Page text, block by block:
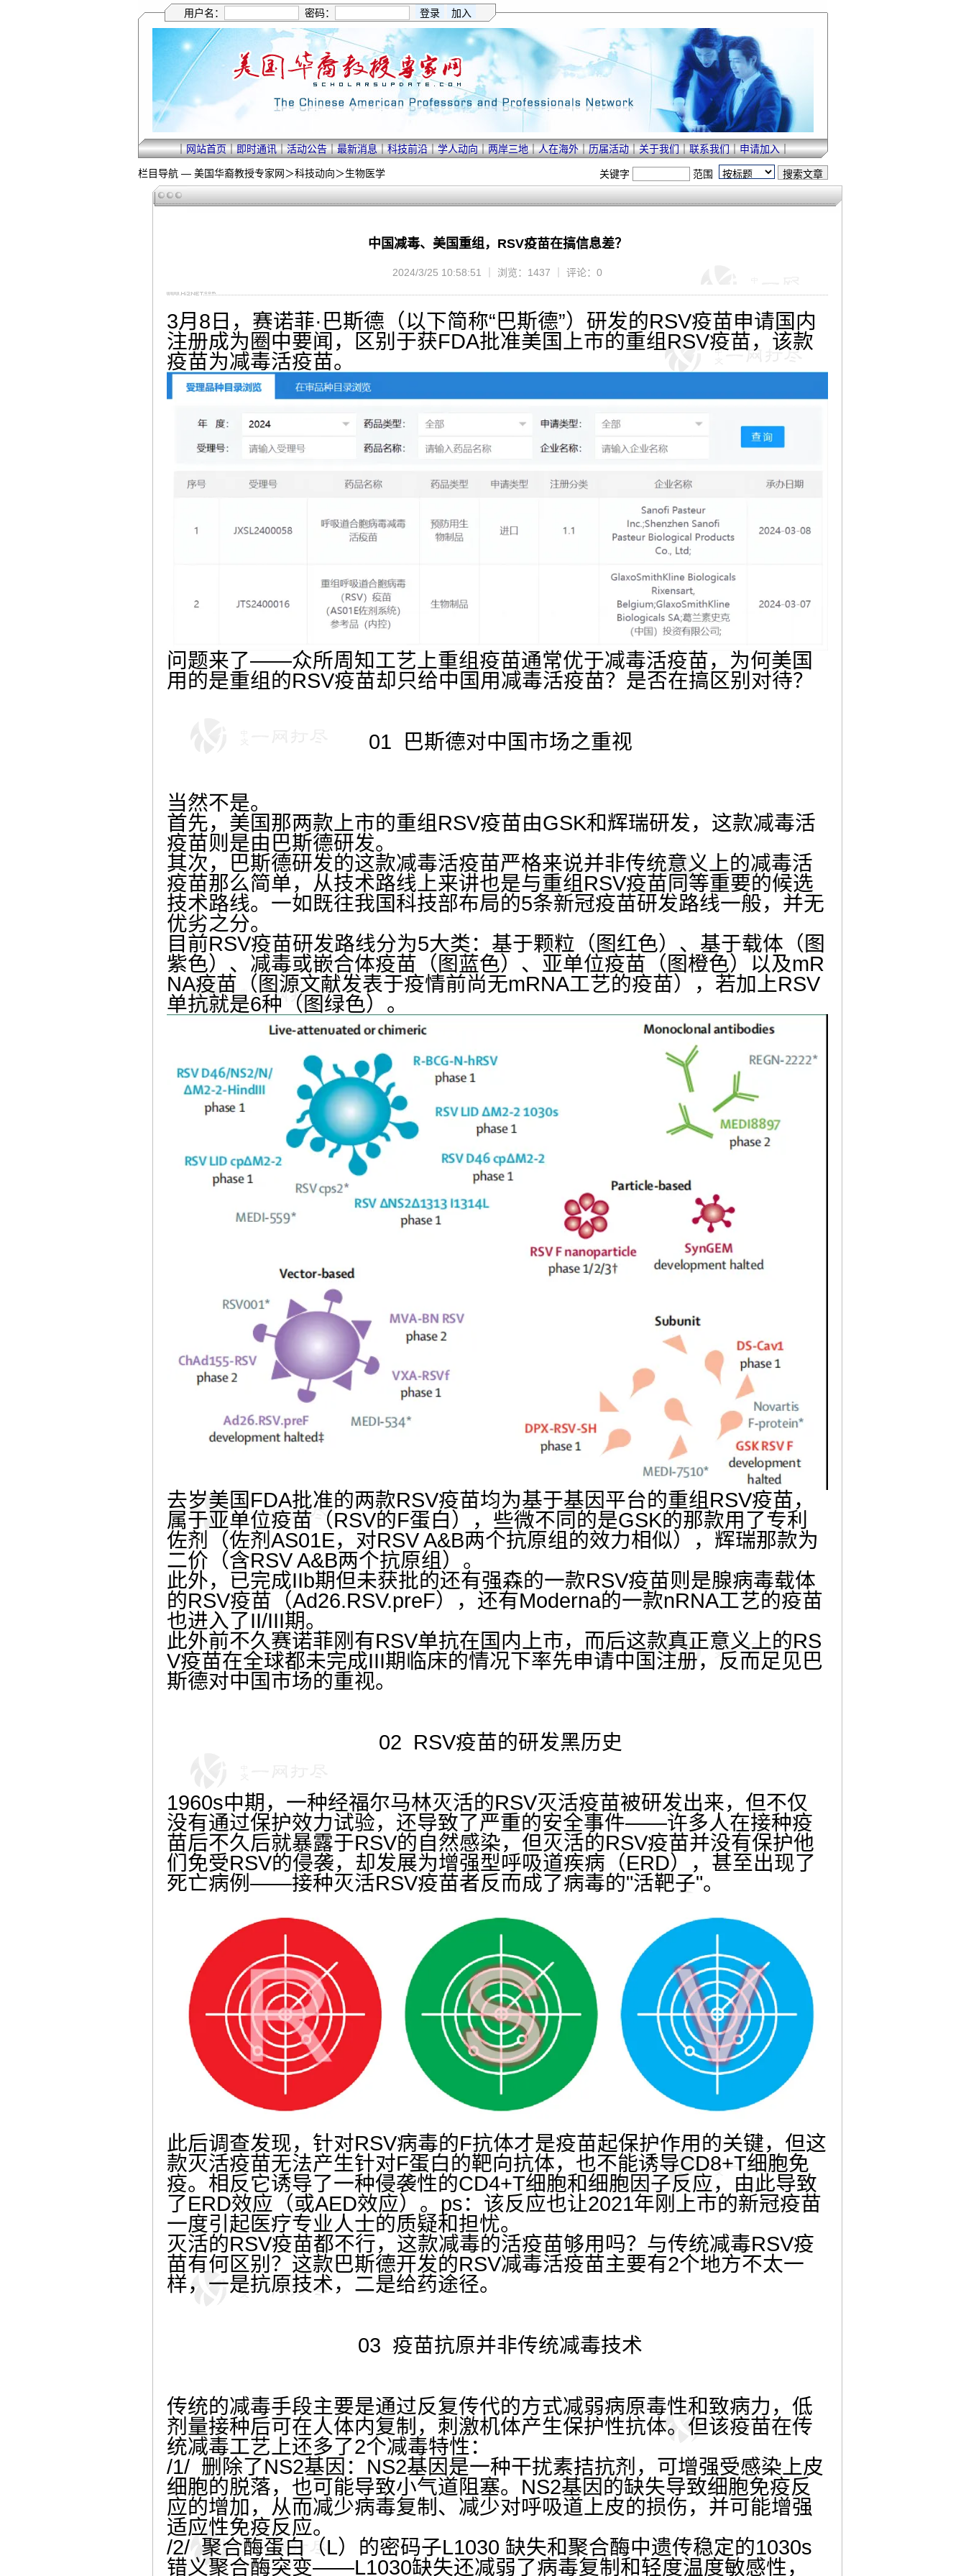
用户名： 密码：
｜网站首页｜即时通讯｜活动公告｜最新消息｜科技前沿｜学人动向｜两岸三地｜人在海外｜历届活动｜关于我们｜联系我们｜申请加入｜
栏目导航 — 美国华裔教授专家网＞科技动向＞生物医学 关键字 范围
中国减毒、美国重组，RSV疫苗在搞信息差？
2024/3/25 10:58:51 ｜ 浏览：1437 ｜ 评论：0
3月8日，赛诺菲·巴斯德（以下简称“巴斯德”）研发的RSV疫苗申请国内
注册成为圈中要闻，区别于获FDA批准美国上市的重组RSV疫苗，该款
疫苗为减毒活疫苗。
问题来了——众所周知工艺上重组疫苗通常优于减毒活疫苗，为何美国
用的是重组的RSV疫苗却只给中国用减毒活疫苗？是否在搞区别对待？
01 巴斯德对中国市场之重视
当然不是。
首先，美国那两款上市的重组RSV疫苗由GSK和辉瑞研发，这款减毒活
疫苗则是由巴斯德研发。
其次，巴斯德研发的这款减毒活疫苗严格来说并非传统意义上的减毒活
疫苗那么简单，从技术路线上来讲也是与重组RSV疫苗同等重要的候选
技术路线。一如既往我国科技部布局的5条新冠疫苗研发路线一般，并无
优劣之分。
目前RSV疫苗研发路线分为5大类：基于颗粒（图红色）、基于载体（图
紫色）、减毒或嵌合体疫苗（图蓝色）、亚单位疫苗（图橙色）以及mR
NA疫苗（图源文献发表于疫情前尚无mRNA工艺的疫苗），若加上RSV
单抗就是6种（图绿色）。
去岁美国FDA批准的两款RSV疫苗均为基于基因平台的重组RSV疫苗，
属于亚单位疫苗（RSV的F蛋白），些微不同的是GSK的那款用了专利
佐剂（佐剂AS01E，对RSV A&B两个抗原组的效力相似），辉瑞那款为
二价（含RSV A&B两个抗原组）。
此外，已完成IIb期但未获批的还有强森的一款RSV疫苗则是腺病毒载体
的RSV疫苗（Ad26.RSV.preF），还有Moderna的一款nRNA工艺的疫苗
也进入了II/III期。
此外前不久赛诺菲刚有RSV单抗在国内上市，而后这款真正意义上的RS
V疫苗在全球都未完成III期临床的情况下率先申请中国注册，反而足见巴
斯德对中国市场的重视。
02 RSV疫苗的研发黑历史
1960s中期，一种经福尔马林灭活的RSV灭活疫苗被研发出来，但不仅
没有通过保护效力试验，还导致了严重的安全事件——许多人在接种疫
苗后不久后就暴露于RSV的自然感染，但灭活的RSV疫苗并没有保护他
们免受RSV的侵袭，却发展为增强型呼吸道疾病（ERD），甚至出现了
死亡病例——接种灭活RSV疫苗者反而成了病毒的"活靶子"。
此后调查发现，针对RSV病毒的F抗体才是疫苗起保护作用的关键，但这
款灭活疫苗无法产生针对F蛋白的靶向抗体，也不能诱导CD8+T细胞免
疫。相反它诱导了一种侵袭性的CD4+T细胞和细胞因子反应，由此导致
了ERD效应（或AED效应）。ps：该反应也让2021年刚上市的新冠疫苗
一度引起医疗专业人士的质疑和担忧。
灭活的RSV疫苗都不行，这款减毒的活疫苗够用吗？与传统减毒RSV疫
苗有何区别？这款巴斯德开发的RSV减毒活疫苗主要有2个地方不太一
样，一是抗原技术，二是给药途径。
03 疫苗抗原并非传统减毒技术
传统的减毒手段主要是通过反复传代的方式减弱病原毒性和致病力，低
剂量接种后可在人体内复制，刺激机体产生保护性抗体。但该疫苗在传
统减毒工艺上还多了2个减毒特性：
/1/ 删除了NS2基因：NS2基因是一种干扰素拮抗剂，可增强受感染上皮
细胞的脱落，也可能导致小气道阻塞。NS2基因的缺失导致细胞免疫反
应的增加，从而减少病毒复制、减少对呼吸道上皮的损伤，并可能增强
适应性免疫反应。
/2/ 聚合酶蛋白（L）的密码子L1030 缺失和聚合酶中遗传稳定的1030s
错义聚合酶突变——L1030缺失还减弱了病毒复制和轻度温度敏感性，